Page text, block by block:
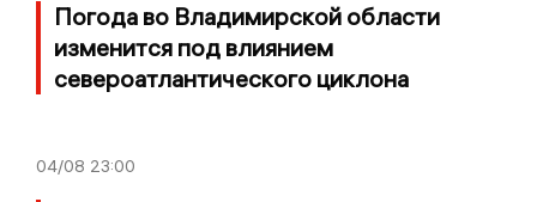
Погода во Владимирской области
изменится под влиянием
североатлантического циклона
04/08 23:00